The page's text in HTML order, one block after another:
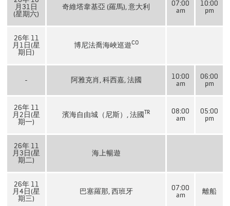
月31日
(星期六)
奇維塔韋基亞 (羅馬), 意大利
07:00
am
10:00
pm
26年 11
月1日(星
期日)
博尼法喬海峽巡遊CO
- 阿雅克肖, 科西嘉, 法國
10:00
am
06:00
pm
26年 11
月2日(星
期一)
濱海自由城（尼斯）, 法國 TR
08:00
am
05:00
pm
26年 11
月3日(星
期二)
海上暢遊
26年 11
月4日(星
期三)
巴塞羅那, 西班牙
07:00
am
離船